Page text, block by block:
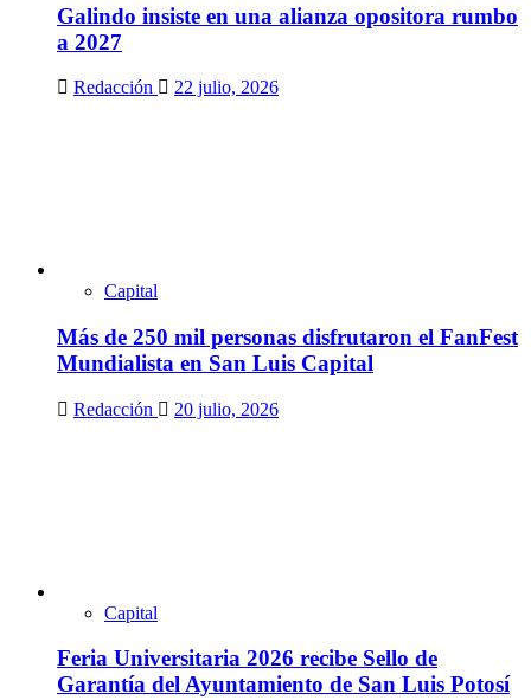
Galindo insiste en una alianza opositora rumbo
a 2027
Redacción 22 julio, 2026
Capital
Más de 250 mil personas disfrutaron el FanFest
Mundialista en San Luis Capital
Redacción 20 julio, 2026
Capital
Feria Universitaria 2026 recibe Sello de
Garantía del Ayuntamiento de San Luis Potosí